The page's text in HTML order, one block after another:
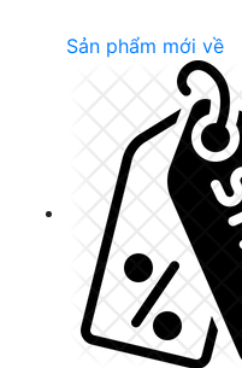
Sản phẩm mới về